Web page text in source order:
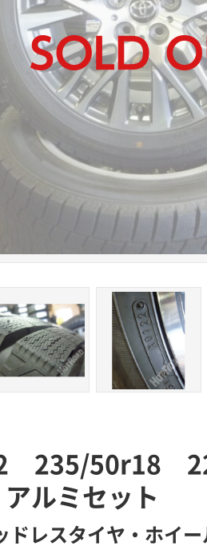
235/50r18
ルミセット
ドレスタイヤ・ホイ